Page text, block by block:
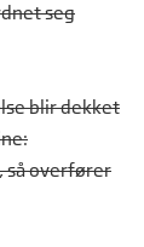
seg
blir dekket
så overfører